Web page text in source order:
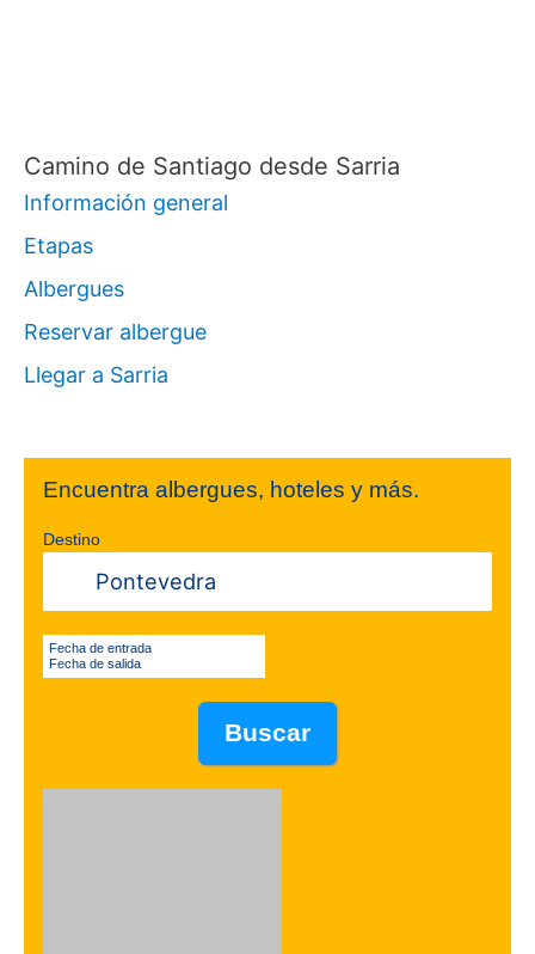
Camino de Santiago desde Sarria
Información general
Etapas
Albergues
Reservar albergue
Llegar a Sarria
Encuentra albergues, hoteles y más.
Destino
Fecha de entrada
Fecha de salida